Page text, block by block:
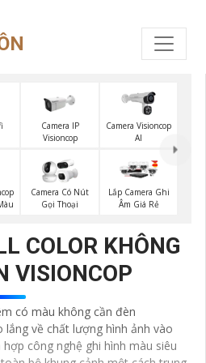
Camera IP
Visioncop
Camera Visioncop
Al
Camera Có Nút
Gọi Thoại
Lắp Camera Ghi
Âm Giá Rẻ
COLOR KHÔNG
VISIONCOP
có màu không cần đèn
lắng về chất lượng hình ảnh vào
công nghệ ghi hình màu siêu